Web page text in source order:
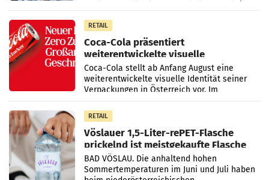
RETAIL
Coca-Cola präsentiert
weiterentwickelte visuelle
Markenidentität
Coca-Cola stellt ab Anfang August eine
weiterentwickelte visuelle Identität seiner
Verpackungen in Österreich vor. Im
Mittelpunkt des Redesigns stehen zentrale
Gestaltungselemente
RETAIL
Vöslauer 1,5-Liter-rePET-Flasche
prickelnd ist meistgekaufte Flasche
Österreichs
BAD VÖSLAU. Die anhaltend hohen
Sommertemperaturen im Juni und Juli haben